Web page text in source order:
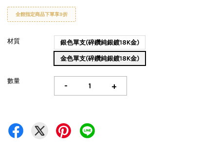
全館指定商品下單享9折
材質 銀色單支(碎鑽純銀鍍18K金)
金色單支(碎鑽純銀鍍18K金)
數量 - +